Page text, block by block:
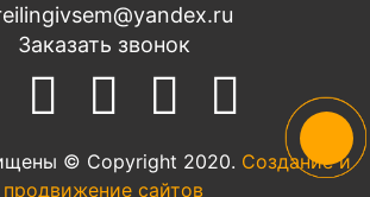
Заказать звонок
© Copyright 2020. Создание и
продвижение сайтов